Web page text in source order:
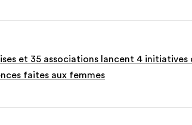
et 35 associations lancent 4 initiatives
faites aux femmes